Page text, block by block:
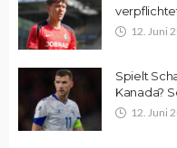
12. Juni
Spielt
Kanada?
12. Juni